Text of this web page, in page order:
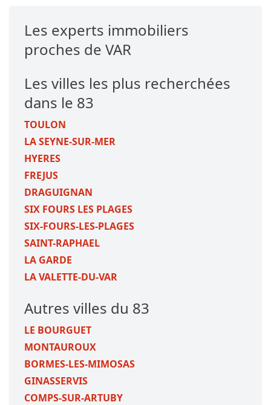
Les experts immobiliers
proches de VAR
Les villes les plus recherchées
dans le 83
TOULON
LA SEYNE-SUR-MER
HYERES
FREJUS
DRAGUIGNAN
SIX FOURS LES PLAGES
SIX-FOURS-LES-PLAGES
SAINT-RAPHAEL
LA GARDE
LA VALETTE-DU-VAR
Autres villes du 83
LE BOURGUET
MONTAUROUX
BORMES-LES-MIMOSAS
GINASSERVIS
COMPS-SUR-ARTUBY